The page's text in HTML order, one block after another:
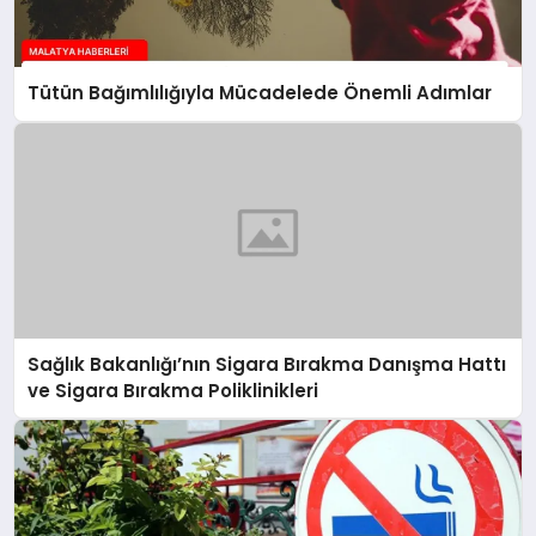
Tütün Bağımlılığıyla Mücadelede Önemli Adımlar
Sağlık Bakanlığı’nın Sigara Bırakma Danışma Hattı
ve Sigara Bırakma Poliklinikleri